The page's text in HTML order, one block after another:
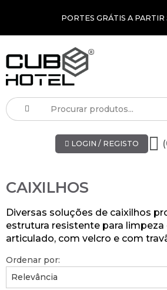
PORTES GRÁTIS A
LOGIN / REGISTO
CAIXILHOS
Diversas soluções de caixilhos
estrutura resistente para
articulado, com velcro e com
Ordenar por: